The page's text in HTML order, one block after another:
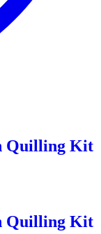
Quilling Kit
Quilling Kit